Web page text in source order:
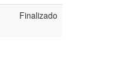
Finalizado